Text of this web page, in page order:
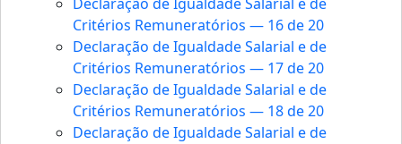
Critérios Remuneratórios — 16 de 20
Declaração de Igualdade Salarial e de
Critérios Remuneratórios — 17 de 20
Declaração de Igualdade Salarial e de
Critérios Remuneratórios — 18 de 20
Declaração de Igualdade Salarial e de